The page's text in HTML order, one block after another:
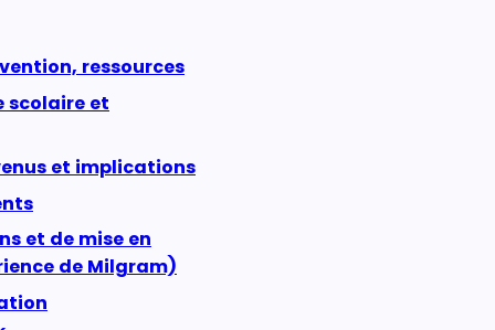
ressources
scolaire et
et implications
et de mise en
de Milgram)